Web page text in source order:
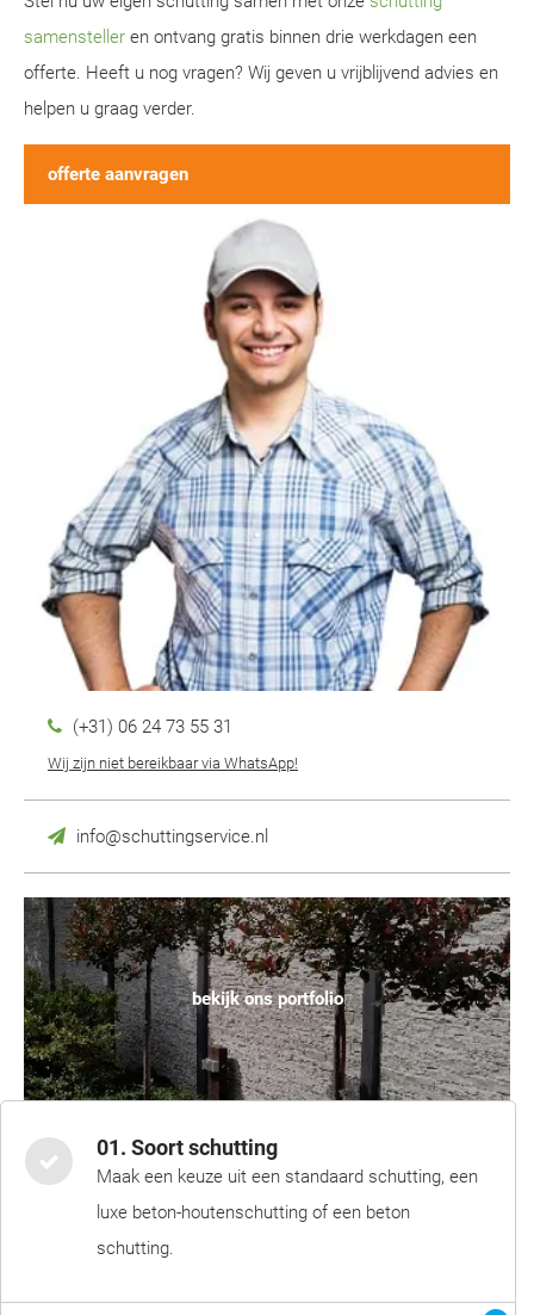
samensteller en ontvang gratis binnen drie werkdagen een
offerte. Heeft u nog vragen? Wij geven u vrijblijvend advies en
helpen u graag verder.
offerte aanvragen
(+31) 06 24 73 55 31
Wij zijn niet bereikbaar via WhatsApp!
info@schuttingservice.nl
bekijk ons portfolio
01. Soort schutting
Maak een keuze uit een standaard schutting, een
luxe beton-houtenschutting of een beton
schutting.